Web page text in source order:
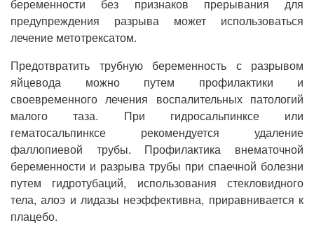
беременности без признаков прерывания для
предупреждения разрыва может использоваться
лечение метотрексатом.
Предотвратить трубную беременность с разрывом
яйцевода можно путем профилактики и
своевременного лечения воспалительных патологий
малого таза. При гидросальпинксе или
гематосальпинксе рекомендуется удаление
фаллопиевой трубы. Профилактика внематочной
беременности и разрыва трубы при спаечной болезни
путем гидротубаций, использования стекловидного
тела, алоэ и лидазы неэффективна, приравнивается к
плацебо.